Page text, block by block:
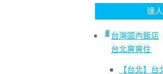
達
台灣國內飯店
台北爽爽住
【台北】